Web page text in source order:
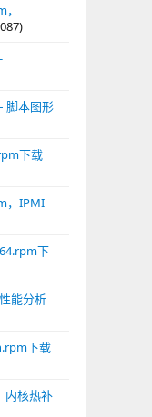
脚本图形
下载
，IPMI
下
能分析
下载
内核热补